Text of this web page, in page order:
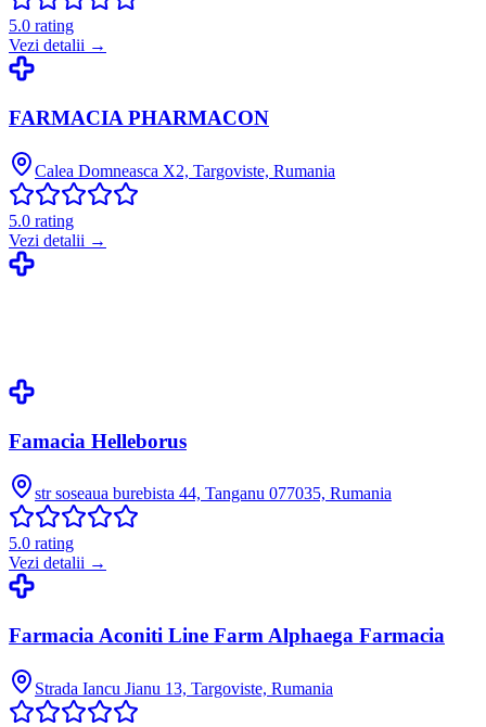
5.0 rating
Vezi detalii →
FARMACIA PHARMACON
Calea Domneasca X2, Targoviste, Rumania
5.0 rating
Vezi detalii →
Famacia Helleborus
str soseaua burebista 44, Tanganu 077035, Rumania
5.0 rating
Vezi detalii →
Farmacia Aconiti Line Farm Alphaega Farmacia
Strada Iancu Jianu 13, Targoviste, Rumania